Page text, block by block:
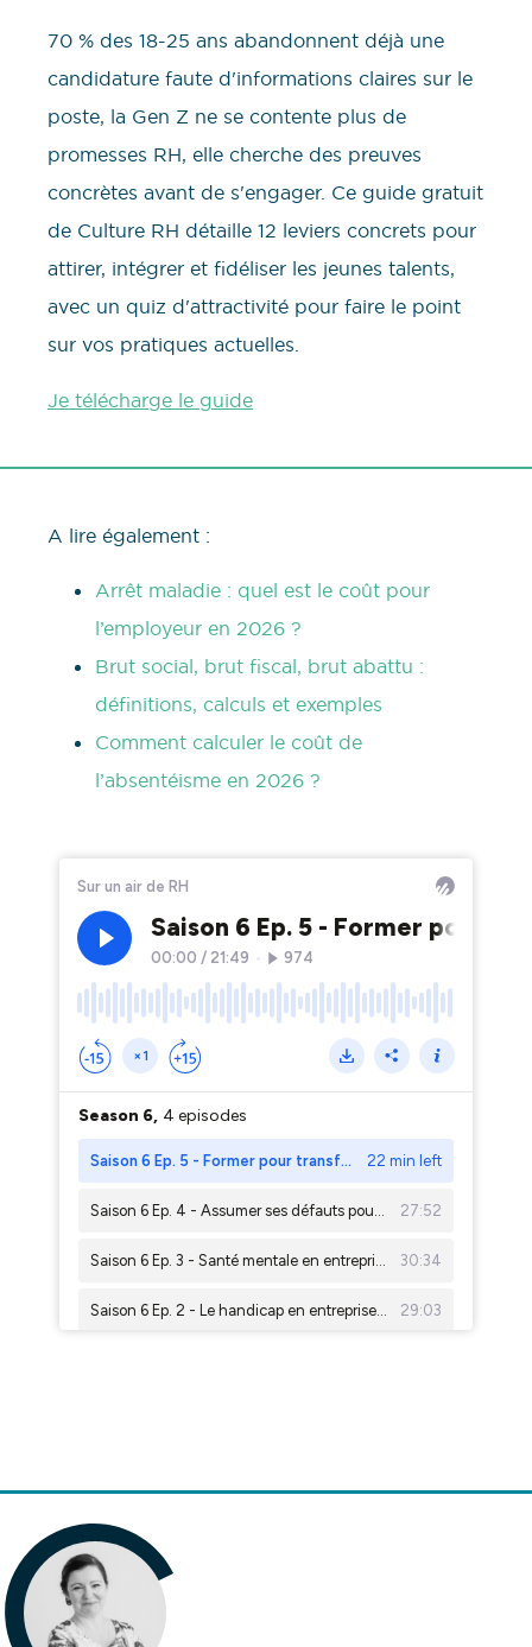
70 % des 18-25 ans abandonnent déjà une
candidature faute d'informations claires sur le
poste, la Gen Z ne se contente plus de
promesses RH, elle cherche des preuves
concrètes avant de s'engager. Ce guide gratuit
de Culture RH détaille 12 leviers concrets pour
attirer, intégrer et fidéliser les jeunes talents,
avec un quiz d'attractivité pour faire le point
sur vos pratiques actuelles.
Je télécharge le guide
A lire également :
Arrêt maladie : quel est le coût pour
l’employeur en 2026 ?
Brut social, brut fiscal, brut abattu :
définitions, calculs et exemples
Comment calculer le coût de
l’absentéisme en 2026 ?